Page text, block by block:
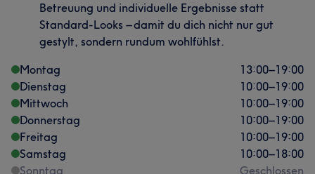
Betreuung und individuelle Ergebnisse statt
Standard-Looks – damit du dich nicht nur gut
gestylt, sondern rundum wohlfühlst.
Montag
13:00–19:00
Dienstag
10:00–19:00
Mittwoch
10:00–19:00
Donnerstag
10:00–19:00
Freitag
10:00–19:00
Samstag
10:00–18:00
Sonntag
Geschlossen